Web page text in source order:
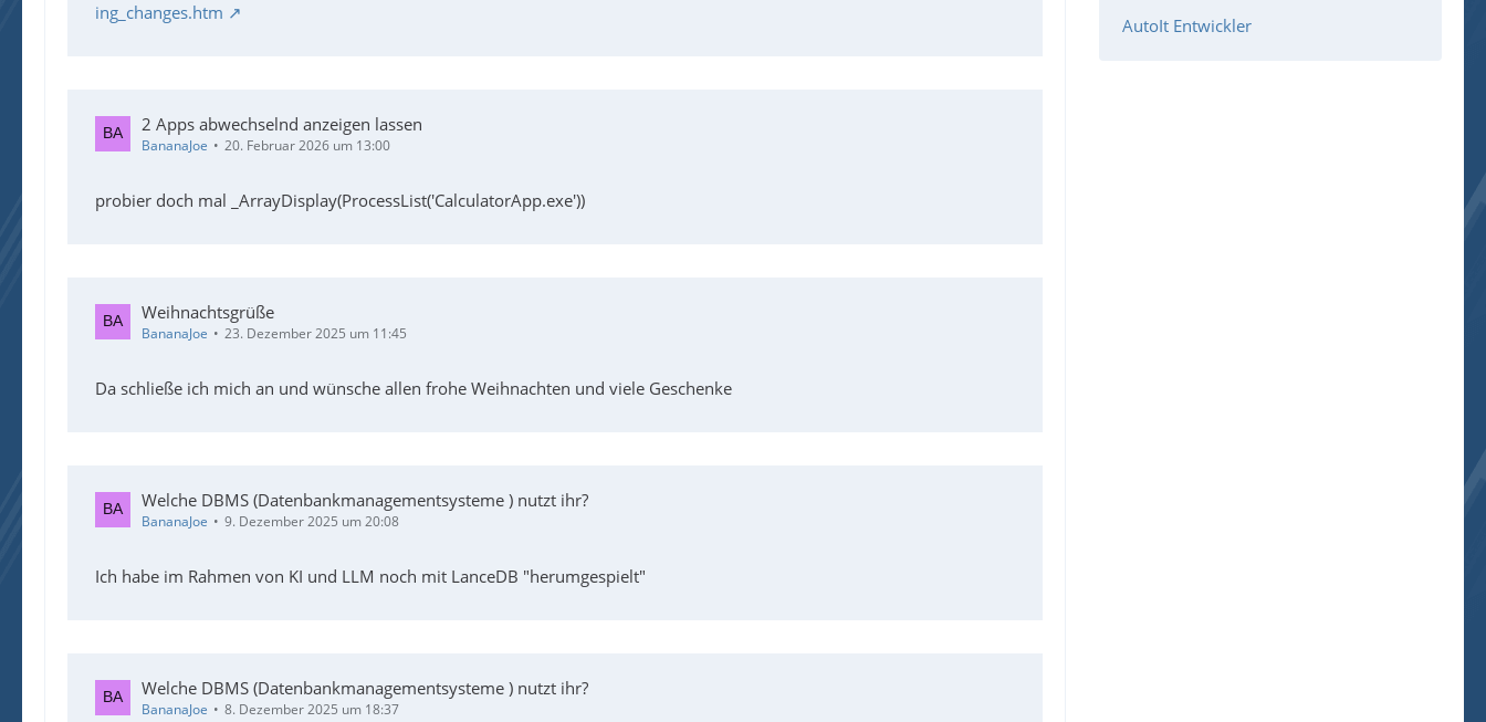
ing_changes.htm
2 Apps abwechselnd anzeigen lassen
BananaJoe 20. Februar 2026 um 13:00
probier doch mal _ArrayDisplay(ProcessList('CalculatorApp.exe'))
Weihnachtsgrüße
BananaJoe 23. Dezember 2025 um 11:45
Da schließe ich mich an und wünsche allen frohe Weihnachten und viele Geschenke
Welche DBMS (Datenbankmanagementsysteme ) nutzt ihr?
BananaJoe 9. Dezember 2025 um 20:08
Ich habe im Rahmen von KI und LLM noch mit LanceDB "herumgespielt"
Welche DBMS (Datenbankmanagementsysteme ) nutzt ihr?
BananaJoe 8. Dezember 2025 um 18:37
AutoIt Entwickler